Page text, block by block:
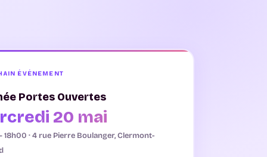
ÉVÉNEMENT
Portes Ouvertes
20 mai
18h00 · 4 rue Pierre Boulanger, Clermont-